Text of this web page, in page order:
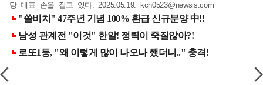
당 대표 손을 잡고 있다. 2025.05.19.
kch0523@newsis.com